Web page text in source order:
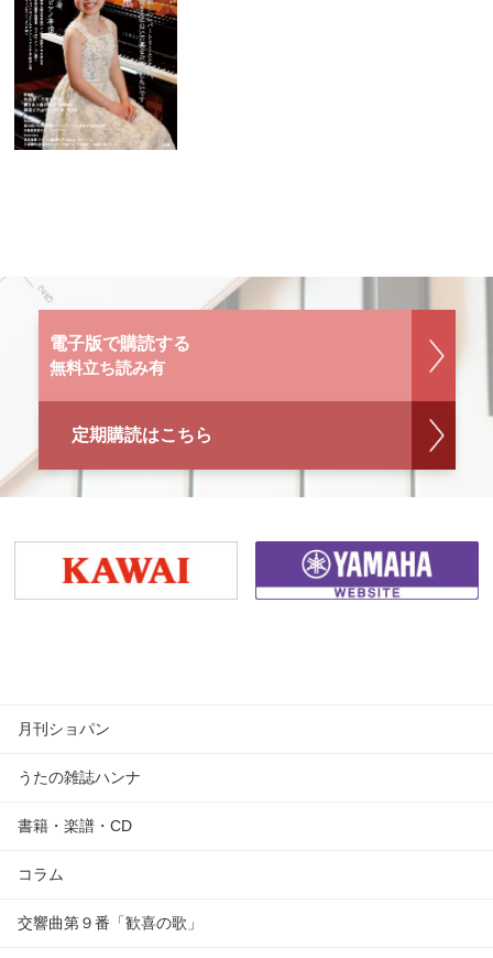
電子版で購読する
無料立ち読み有
定期購読はこちら
月刊ショパン
うたの雑誌ハンナ
書籍・楽譜・CD
コラム
交響曲第９番「歓喜の歌」